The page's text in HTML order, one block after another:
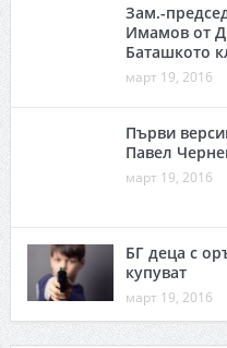
Зам.-
Имамов от
Баташкото
март 19, 2016
Първи
Павел
март 19, 2016
БГ деца с
купуват
март 19, 2016